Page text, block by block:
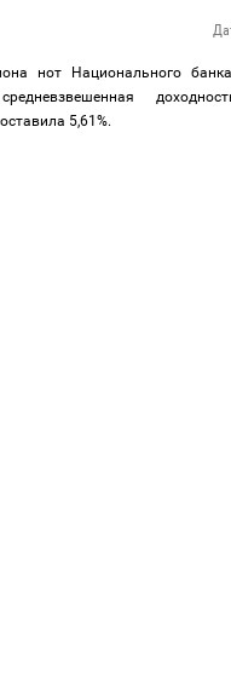
нот Национального
5,61%.